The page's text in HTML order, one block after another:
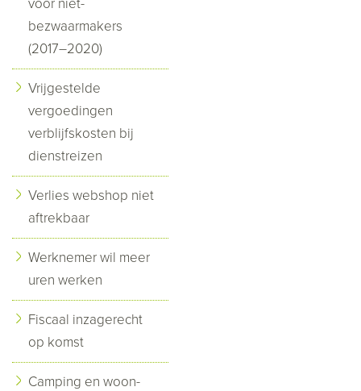
voor niet-
bezwaarmakers
(2017–2020)
Vrijgestelde
vergoedingen
verblijfskosten bij
dienstreizen
Verlies webshop niet
aftrekbaar
Werknemer wil meer
uren werken
Fiscaal inzagerecht
op komst
Camping en woon-